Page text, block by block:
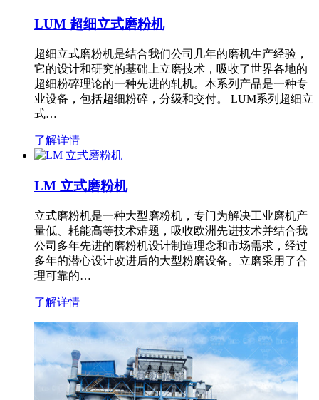
LUM 超细立式磨粉机
超细立式磨粉机是结合我们公司几年的磨机生产经验，
它的设计和研究的基础上立磨技术，吸收了世界各地的
超细粉碎理论的一种先进的轧机。本系列产品是一种专
业设备，包括超细粉碎，分级和交付。 LUM系列超细立
式…
了解详情
LM 立式磨粉机
立式磨粉机是一种大型磨粉机，专门为解决工业磨机产
量低、耗能高等技术难题，吸收欧洲先进技术并结合我
公司多年先进的磨粉机设计制造理念和市场需求，经过
多年的潜心设计改进后的大型粉磨设备。立磨采用了合
理可靠的…
了解详情